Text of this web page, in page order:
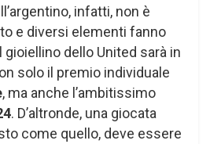
infatti, non è
e diversi elementi fanno
dello United sarà in
solo il premio individuale
, ma anche l’ambitissimo
. D’altronde, una giocata
come quello, deve essere